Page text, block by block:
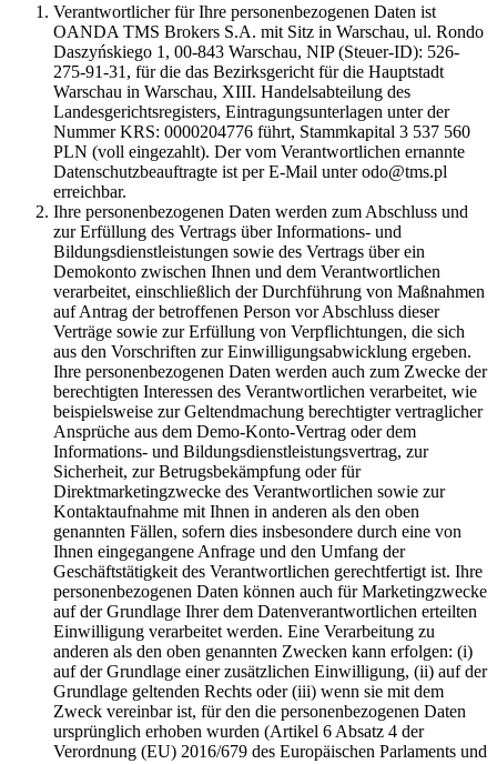
Verantwortlicher für Ihre personenbezogenen Daten ist
OANDA TMS Brokers S.A. mit Sitz in Warschau, ul. Rondo
Daszyńskiego 1, 00-843 Warschau, NIP (Steuer-ID): 526-
275-91-31, für die das Bezirksgericht für die Hauptstadt
Warschau in Warschau, XIII. Handelsabteilung des
Landesgerichtsregisters, Eintragungsunterlagen unter der
Nummer KRS: 0000204776 führt, Stammkapital 3 537 560
PLN (voll eingezahlt). Der vom Verantwortlichen ernannte
Datenschutzbeauftragte ist per E-Mail unter odo@tms.pl
erreichbar.
Ihre personenbezogenen Daten werden zum Abschluss und
zur Erfüllung des Vertrags über Informations- und
Bildungsdienstleistungen sowie des Vertrags über ein
Demokonto zwischen Ihnen und dem Verantwortlichen
verarbeitet, einschließlich der Durchführung von Maßnahmen
auf Antrag der betroffenen Person vor Abschluss dieser
Verträge sowie zur Erfüllung von Verpflichtungen, die sich
aus den Vorschriften zur Einwilligungsabwicklung ergeben.
Ihre personenbezogenen Daten werden auch zum Zwecke der
berechtigten Interessen des Verantwortlichen verarbeitet, wie
beispielsweise zur Geltendmachung berechtigter vertraglicher
Ansprüche aus dem Demo-Konto-Vertrag oder dem
Informations- und Bildungsdienstleistungsvertrag, zur
Sicherheit, zur Betrugsbekämpfung oder für
Direktmarketingzwecke des Verantwortlichen sowie zur
Kontaktaufnahme mit Ihnen in anderen als den oben
genannten Fällen, sofern dies insbesondere durch eine von
Ihnen eingegangene Anfrage und den Umfang der
Geschäftstätigkeit des Verantwortlichen gerechtfertigt ist. Ihre
personenbezogenen Daten können auch für Marketingzwecke
auf der Grundlage Ihrer dem Datenverantwortlichen erteilten
Einwilligung verarbeitet werden. Eine Verarbeitung zu
anderen als den oben genannten Zwecken kann erfolgen: (i)
auf der Grundlage einer zusätzlichen Einwilligung, (ii) auf der
Grundlage geltenden Rechts oder (iii) wenn sie mit dem
Zweck vereinbar ist, für den die personenbezogenen Daten
ursprünglich erhoben wurden (Artikel 6 Absatz 4 der
Verordnung (EU) 2016/679 des Europäischen Parlaments und